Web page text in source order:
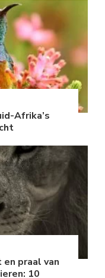
Afrika’s
praal van
10